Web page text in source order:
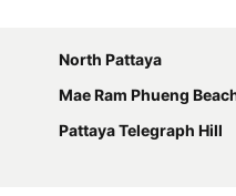
North Pattaya
Mae Ram Phueng
Pattaya Telegraph Hill